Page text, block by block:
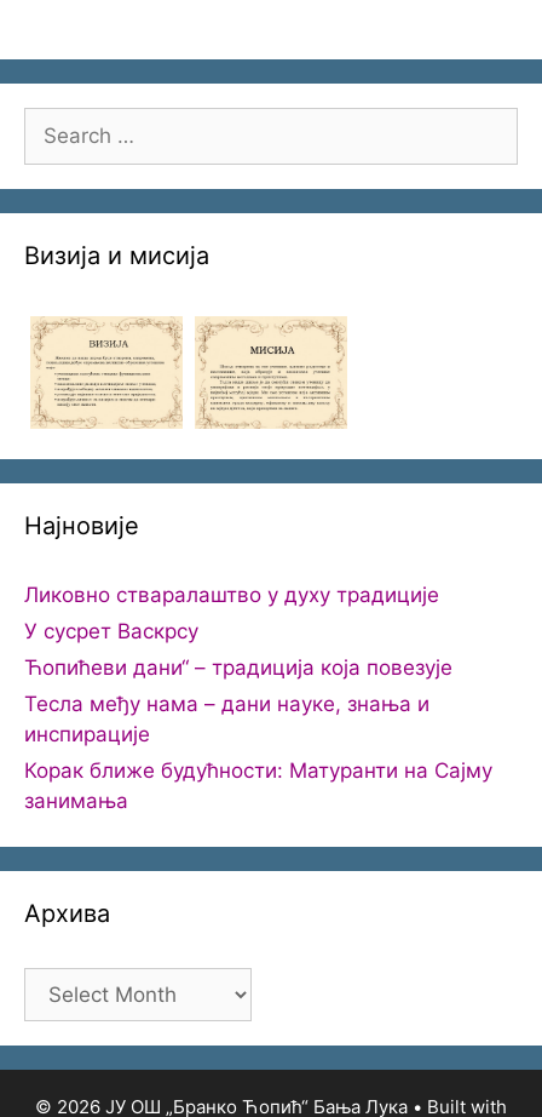
Search
for:
Визија и мисија
Најновије
Ликовно стваралаштво у духу традиције
У сусрет Васкрсу
Ћопићеви дани“ – традиција која повезује
Тесла међу нама – дани науке, знања и
инспирације
Корак ближе будућности: Матуранти на Сајму
занимања
Архива
Архива
© 2026 ЈУ ОШ „Бранко Ћопић“ Бања Лука • Built with